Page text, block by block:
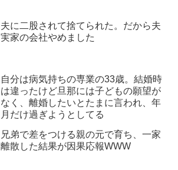
夫に二股されて捨てられた。だから夫
実家の会社やめました
自分は病気持ちの専業の33歳。結婚時
は違ったけど旦那には子どもの願望が
なく、離婚したいとたまに言われ、年
月だけ過ぎようとしてる
兄弟で差をつける親の元で育ち、一家
離散した結果が因果応報WWW